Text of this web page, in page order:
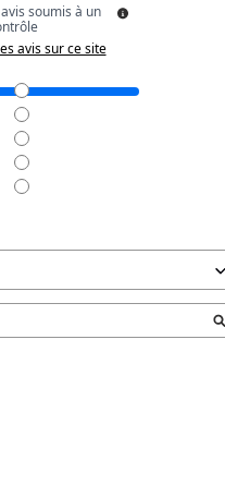
avis soumis à un
avis sur ce site